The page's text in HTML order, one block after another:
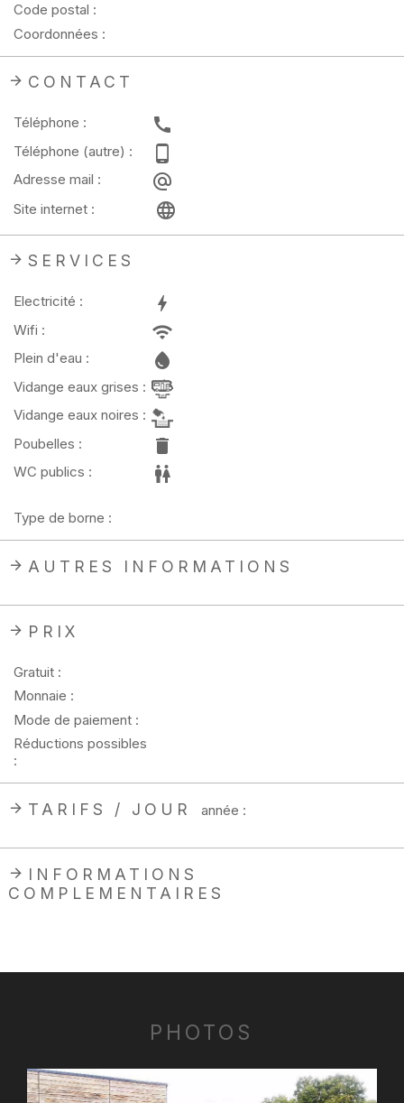
Code postal :
Coordonnées :
CONTACT
Téléphone :
Téléphone (autre) :
Adresse mail :
Site internet :
SERVICES
Electricité :
Wifi :
Plein d'eau :
Vidange eaux grises :
Vidange eaux noires :
Poubelles :
WC publics :
Type de borne :
AUTRES INFORMATIONS
PRIX
Gratuit :
Monnaie :
Mode de paiement :
Réductions possibles
:
TARIFS / JOUR année :
INFORMATIONS
COMPLEMENTAIRES
PHOTOS